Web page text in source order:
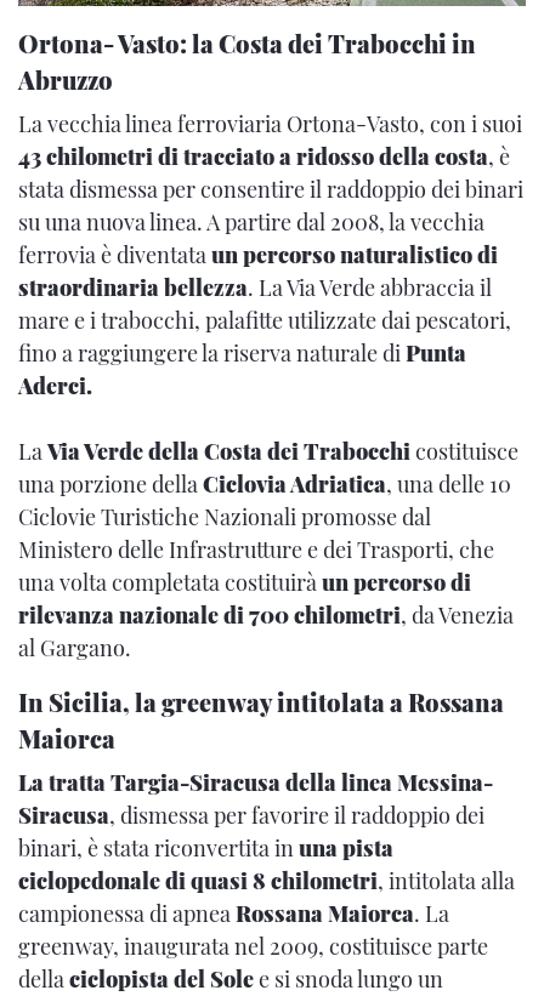
Ortona- Vasto: la Costa dei Trabocchi in
Abruzzo
La vecchia linea ferroviaria Ortona-Vasto, con i suoi
43 chilometri di tracciato a ridosso della costa, è
stata dismessa per consentire il raddoppio dei binari
su una nuova linea. A partire dal 2008, la vecchia
ferrovia è diventataun percorso naturalistico di
straordinaria bellezza. La Via Verde abbraccia il
mare e i trabocchi, palafitte utilizzate dai pescatori,
fino a raggiungere la riserva naturale diPunta
Aderci.
LaVia Verde della Costa dei Trabocchicostituisce
una porzione dellaCiclovia Adriatica, una delle 10
Ciclovie Turistiche Nazionali promosse dal
Ministero delle Infrastrutture e dei Trasporti, che
una volta completata costituiràun percorso di
rilevanza nazionale di 700 chilometri, da Venezia
al Gargano.
In Sicilia, la greenway intitolata a Rossana
Maiorca
La tratta Targia-Siracusa della linea Messina-
Siracusa, dismessa per favorire il raddoppio dei
binari, è stata riconvertita inuna pista
ciclopedonale di quasi 8 chilometri, intitolata alla
campionessa di apneaRossana Maiorca. La
greenway, inaugurata nel 2009, costituisce parte
dellaciclopista del Solee si snoda lungo un